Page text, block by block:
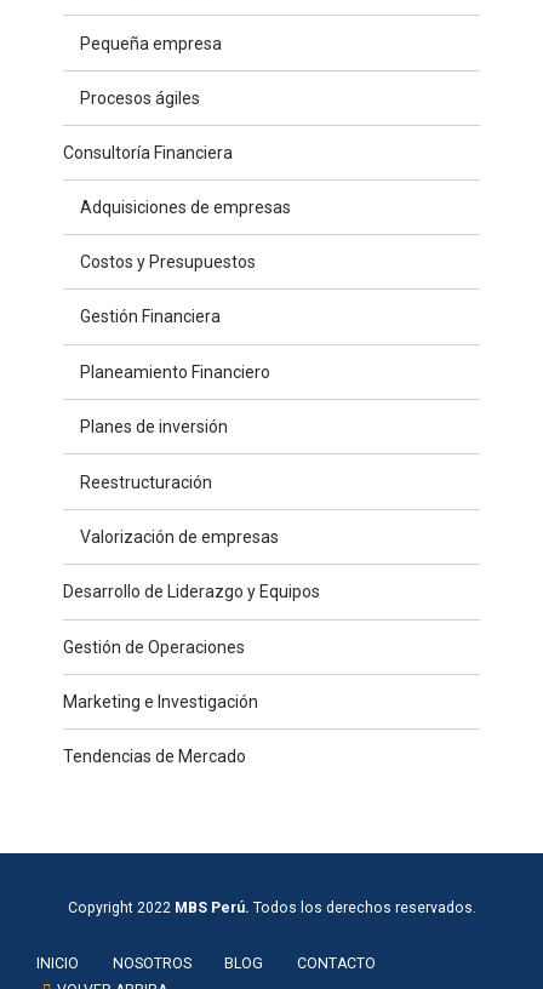
Pequeña empresa
Procesos ágiles
Consultoría Financiera
Adquisiciones de empresas
Costos y Presupuestos
Gestión Financiera
Planeamiento Financiero
Planes de inversión
Reestructuración
Valorización de empresas
Desarrollo de Liderazgo y Equipos
Gestión de Operaciones
Marketing e Investigación
Tendencias de Mercado
Copyright 2022 MBS Perú. Todos los derechos reservados.
INICIO NOSOTROS BLOG
CONTACTO